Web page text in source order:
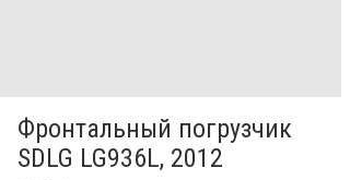
Фронтальный погрузчик
SDLG LG936L, 2012